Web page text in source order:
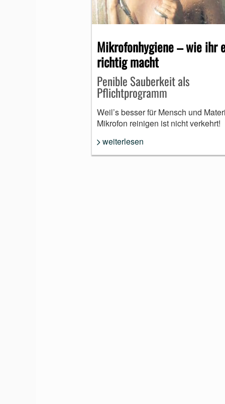
MUNDHARMONIKA
Mikrofonhygiene – wie ihr
richtig macht
Penible Sauberkeit als
Pflichtprogramm
Weil’s besser für Mensch und
Mikrofon reinigen ist nicht verkehrt!
weiterlesen